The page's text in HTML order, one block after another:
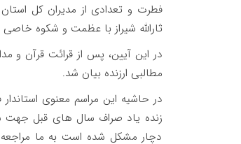
فطرت و تعدادی از مدیران کل
ثارالله شیراز با عظمت و شکوه خاصی
در این آیین، پس از قرائت قرآن و
مطالبی ارزنده بیان شد.
در حاشیه این مراسم معنوی
زنده یاد صراف سال های قبل جهت
دچار مشکل شده است به ما